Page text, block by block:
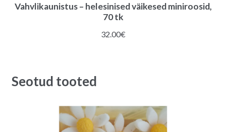
Vahvlikaunistus – helesinised väikesed miniroosid,
70 tk
32.00€
Seotud tooted